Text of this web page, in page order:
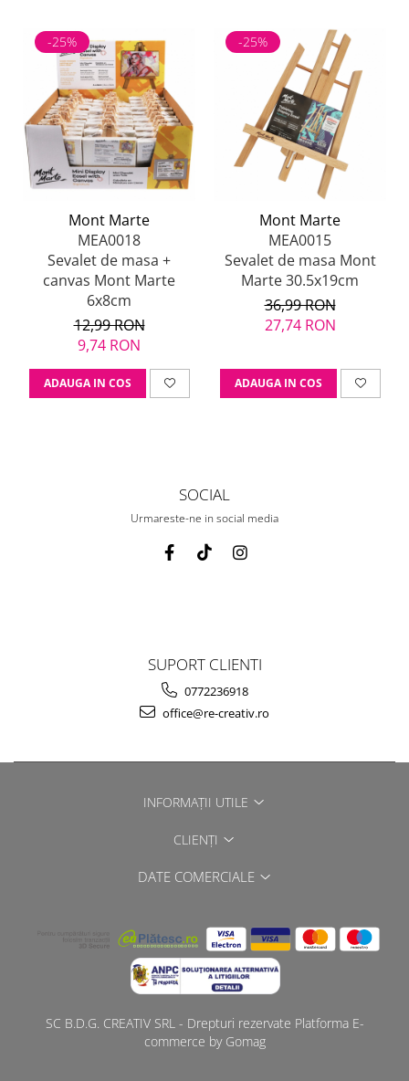
-25%
Mont Marte
MEA0018
Sevalet de masa +
canvas Mont Marte
6x8cm
12,99 RON
9,74 RON
ADAUGA IN COS
-25%
Mont Marte
MEA0015
Sevalet de masa Mont
Marte 30.5x19cm
36,99 RON
27,74 RON
ADAUGA IN COS
SOCIAL
Urmareste-ne in social media
SUPORT CLIENTI
0772236918
office@re-creativ.ro
INFORMAȚII UTILE
CLIENȚI
DATE COMERCIALE
SC B.D.G. CREATIV SRL - Drepturi rezervate Platforma E-
commerce by Gomag